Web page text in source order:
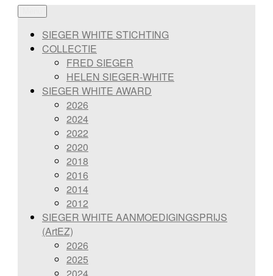
Ga
naar
inhoud
SIEGER WHITE STICHTING
SIEGER WHITE STICHTING
COLLECTIE
FRED SIEGER
HELEN SIEGER-WHITE
SIEGER WHITE AWARD
2026
2024
2022
2020
2018
2016
2014
2012
SIEGER WHITE AANMOEDIGINGSPRIJS
(ArtEZ)
2026
2025